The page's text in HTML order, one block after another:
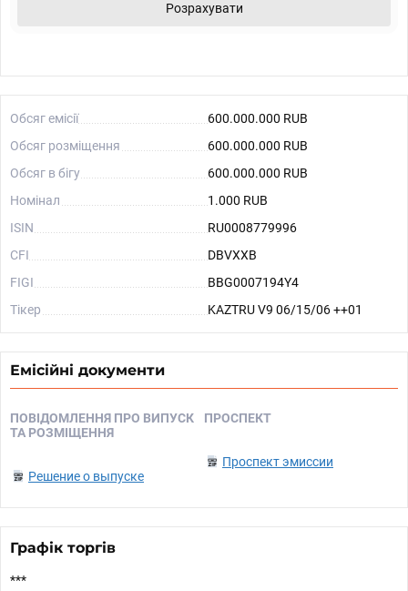
Розрахувати
Обсяг емісії
600.000.000 RUB
Обсяг розміщення
600.000.000 RUB
Обсяг в бігу
600.000.000 RUB
Номінал
1.000 RUB
ISIN
RU0008779996
CFI
DBVXXB
FIGI
BBG0007194Y4
Тікер
KAZTRU V9 06/15/06 ++01
Емісійні документи
ПОВІДОМЛЕННЯ ПРО ВИПУСК
ТА РОЗМІЩЕННЯ
Решение о выпуске
ПРОСПЕКТ
Проспект эмиссии
Графік торгів
***